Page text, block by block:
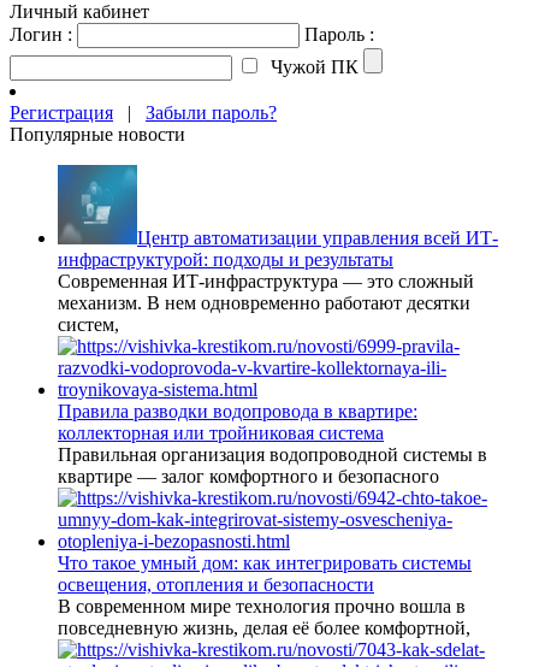
Личный кабинет
Логин :
Пароль :
Чужой ПК
Регистрация | Забыли пароль?
Популярные новости
Центр автоматизации управления всей ИТ-
инфраструктурой: подходы и результаты
Современная ИТ-инфраструктура — это сложный
механизм. В нем одновременно работают десятки
систем,
Правила разводки водопровода в квартире:
коллекторная или тройниковая система
Правильная организация водопроводной системы в
квартире — залог комфортного и безопасного
Что такое умный дом: как интегрировать системы
освещения, отопления и безопасности
В современном мире технология прочно вошла в
повседневную жизнь, делая её более комфортной,